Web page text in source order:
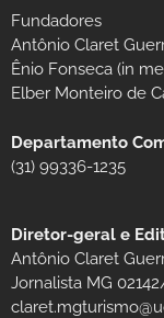
Fundadores
Antônio Claret
Ênio Fonseca (in
Elber Monteiro de
Departamento
(31) 99336-1235
Diretor-geral e
Antônio Claret
Jornalista MG